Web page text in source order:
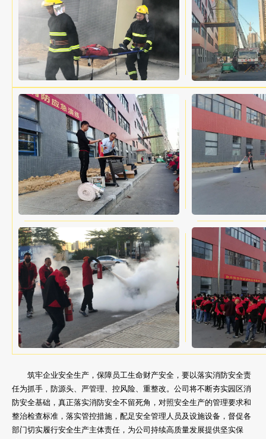
筑牢企业安全生产，保障员工生命财产安全，要以落实消防安全责
任为抓手，防源头、严管理、控风险、重整改。公司将不断夯实园区消
防安全基础，真正落实消防安全不留死角，对照安全生产的管理要求和
整治检查标准，落实管控措施，配足安全管理人员及设施设备，督促各
部门切实履行安全生产主体责任，为公司持续高质量发展提供坚实保